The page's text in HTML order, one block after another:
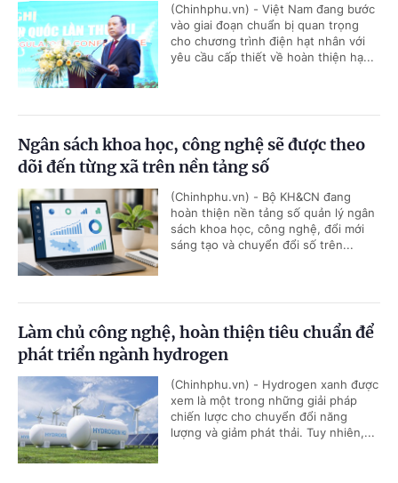
(Chinhphu.vn) - Việt Nam đang bước
vào giai đoạn chuẩn bị quan trọng
cho chương trình điện hạt nhân với
yêu cầu cấp thiết về hoàn thiện hạ...
Ngân sách khoa học, công nghệ sẽ được theo
dõi đến từng xã trên nền tảng số
(Chinhphu.vn) - Bộ KH&CN đang
hoàn thiện nền tảng số quản lý ngân
sách khoa học, công nghệ, đổi mới
sáng tạo và chuyển đổi số trên...
Làm chủ công nghệ, hoàn thiện tiêu chuẩn để
phát triển ngành hydrogen
(Chinhphu.vn) - Hydrogen xanh được
xem là một trong những giải pháp
chiến lược cho chuyển đổi năng
lượng và giảm phát thải. Tuy nhiên,...